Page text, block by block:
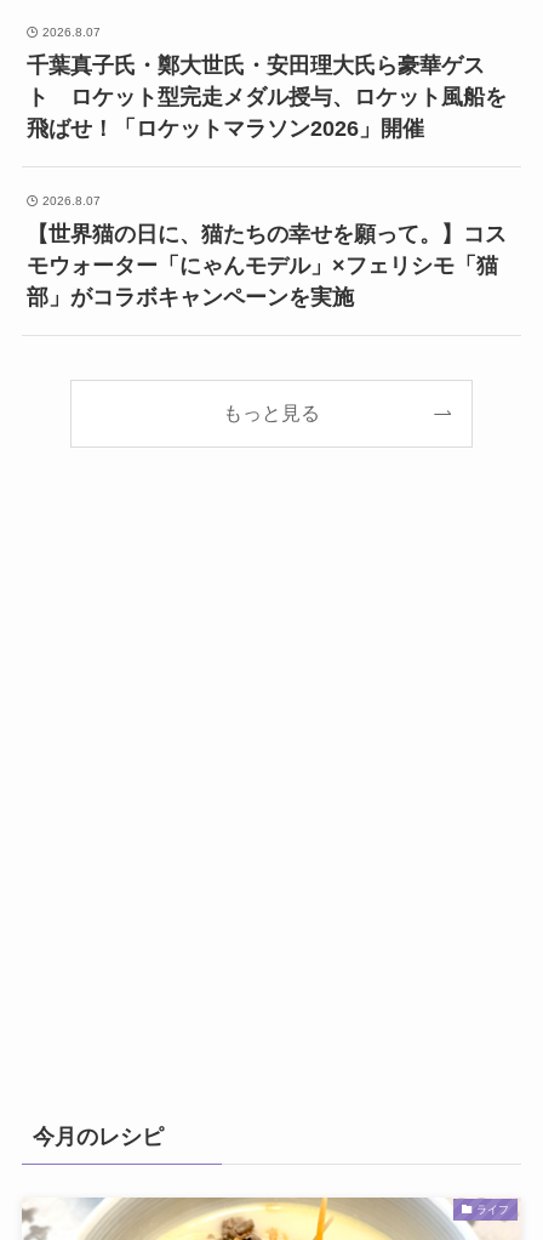
2026.8.07
千葉真子氏・鄭大世氏・安田理大氏ら豪華ゲス
ト ロケット型完走メダル授与、ロケット風船を
飛ばせ！「ロケットマラソン2026」開催
2026.8.07
【世界猫の日に、猫たちの幸せを願って。】コス
モウォーター「にゃんモデル」×フェリシモ「猫
部」がコラボキャンペーンを実施
もっと見る
今月のレシピ
ライフ